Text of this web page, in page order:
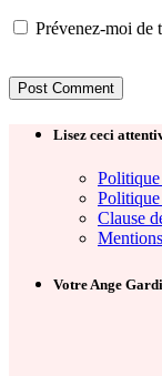
Prévenez-moi de
Lisez ceci
Clause
Votre Ange